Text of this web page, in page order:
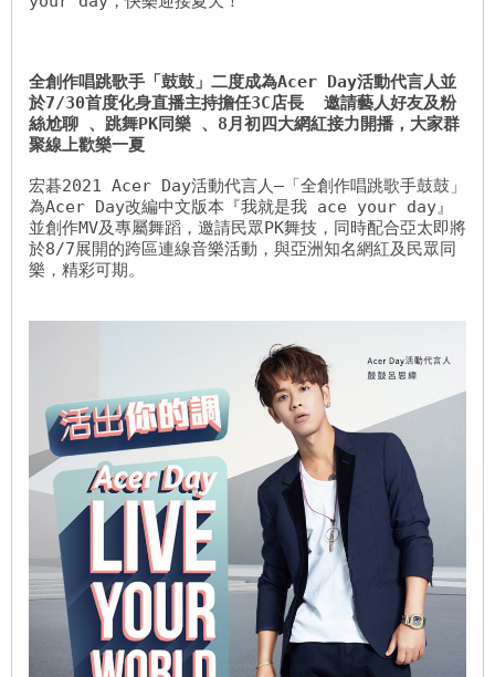
全創作唱跳歌手「鼓鼓」二度成為Acer Day活動代言人並
於7/30首度化身直播主持擔任3C店長  邀請藝人好友及粉
絲尬聊 、跳舞PK同樂 、8月初四大網紅接力開播，大家群
聚線上歡樂一夏
宏碁2021 Acer Day活動代言人–「全創作唱跳歌手鼓鼓」
為Acer Day改編中文版本『我就是我 ace your day』
並創作MV及專屬舞蹈，邀請民眾PK舞技，同時配合亞太即將
於8/7展開的跨區連線音樂活動，與亞洲知名網紅及民眾同
樂，精彩可期。